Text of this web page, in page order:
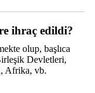
ihraç edildi?
olup, başlıca
Devletleri,
Afrika, vb.